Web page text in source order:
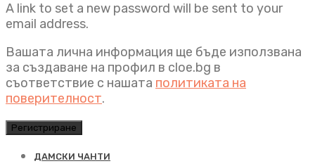
A link to set a new password will be sent to your
email address.
Вашата лична информация ще бъде използвана
за създаване на профил в cloe.bg в
съответствие с нашата политиката на
поверителност.
Регистриране
ДАМСКИ ЧАНТИ